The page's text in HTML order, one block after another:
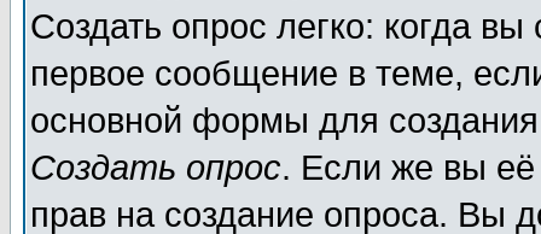
Создать опрос легко: когда
первое сообщение в теме,
основной формы для
Создать опрос. Если же вы её
прав на создание опроса. Вы